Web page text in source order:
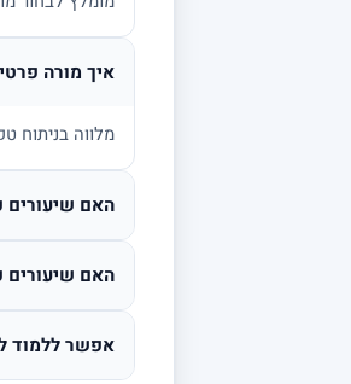
איך מורה
מלווה בניתוח
האם שיעורים
האם שיעורים
אפשר ללמוד